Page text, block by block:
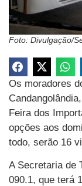
Foto: Divulgação/
Os moradores
Feira dos
opções aos
todo, serão 16
A Secretaria de
090.1, que terá